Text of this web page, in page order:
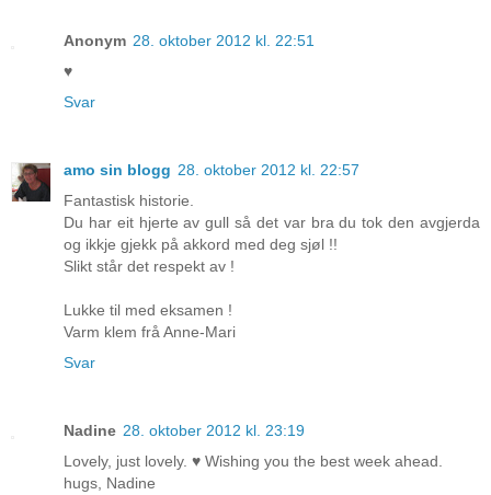
Anonym 28. oktober 2012 kl. 22:51
♥
Svar
amo sin blogg 28. oktober 2012 kl. 22:57
Fantastisk historie.
Du har eit hjerte av gull så det var bra du tok den avgjerda
og ikkje gjekk på akkord med deg sjøl !!
Slikt står det respekt av !
Lukke til med eksamen !
Varm klem frå Anne-Mari
Svar
Nadine 28. oktober 2012 kl. 23:19
Lovely, just lovely. ♥ Wishing you the best week ahead.
hugs, Nadine